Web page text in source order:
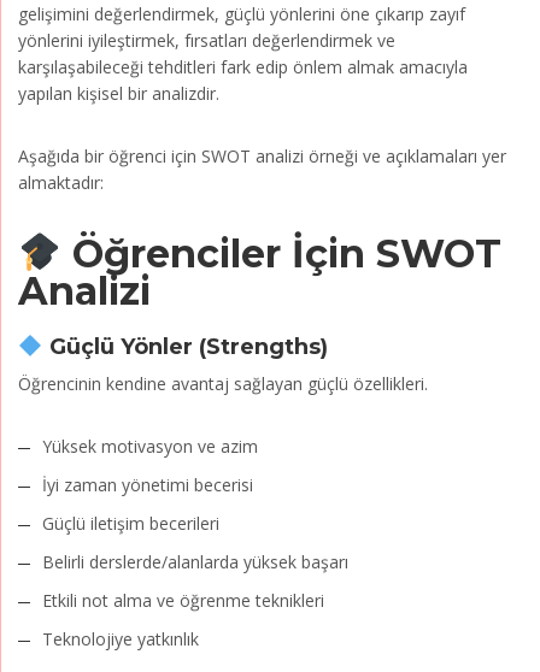
gelişimini değerlendirmek, güçlü yönlerini öne çıkarıp zayıf
yönlerini iyileştirmek, fırsatları değerlendirmek ve
karşılaşabileceği tehditleri fark edip önlem almak amacıyla
yapılan kişisel bir analizdir.
Aşağıda bir öğrenci için SWOT analizi örneği ve açıklamaları yer
almaktadır:
Öğrenciler İçin SWOT
Analizi
Güçlü Yönler (Strengths)
Öğrencinin kendine avantaj sağlayan güçlü özellikleri.
Yüksek motivasyon ve azim
İyi zaman yönetimi becerisi
Güçlü iletişim becerileri
Belirli derslerde/alanlarda yüksek başarı
Etkili not alma ve öğrenme teknikleri
Teknolojiye yatkınlık